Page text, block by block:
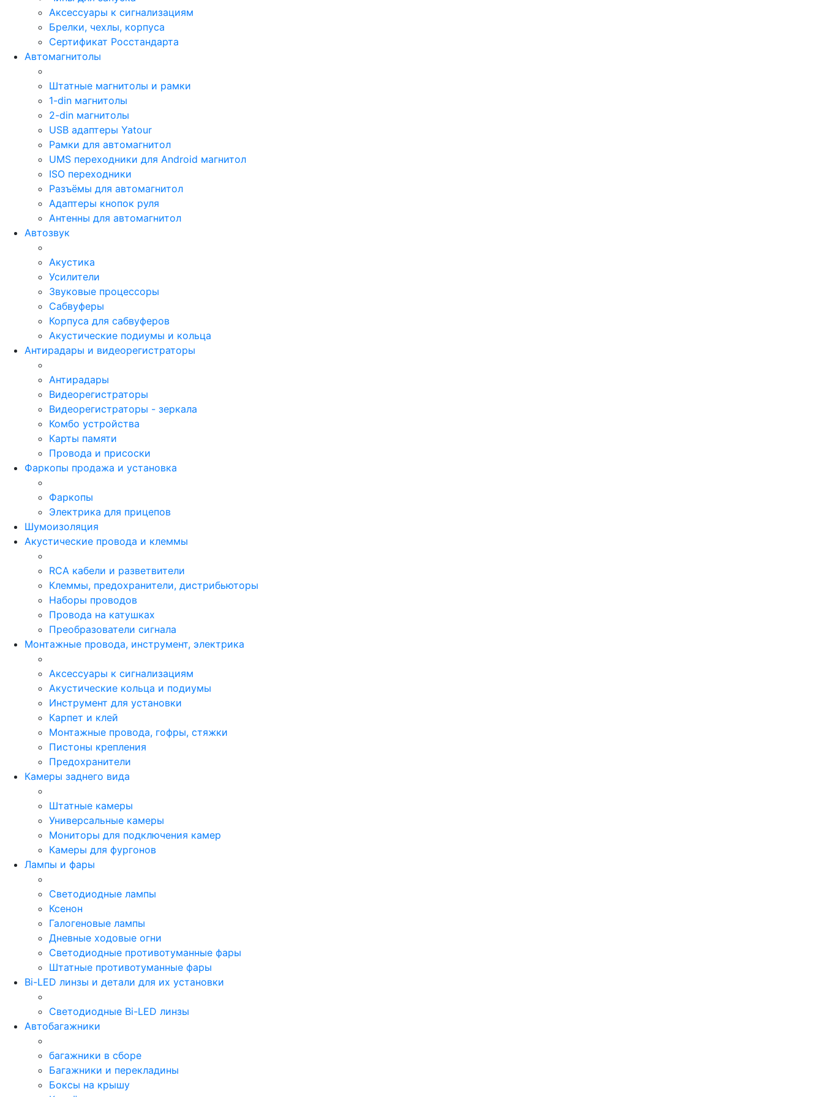
Аксессуары к сигнализациям
Брелки, чехлы, корпуса
Сертификат Росстандарта
Автомагнитолы
Штатные магнитолы и рамки
1-din магнитолы
2-din магнитолы
USB адаптеры Yatour
Рамки для автомагнитол
UMS переходники для Android магнитол
ISO переходники
Разъёмы для автомагнитол
Адаптеры кнопок руля
Антенны для автомагнитол
Автозвук
Акустика
Усилители
Звуковые процессоры
Сабвуферы
Корпуса для сабвуферов
Акустические подиумы и кольца
Антирадары и видеорегистраторы
Антирадары
Видеорегистраторы
Видеорегистраторы - зеркала
Комбо устройства
Карты памяти
Провода и присоски
Фаркопы продажа и установка
Фаркопы
Электрика для прицепов
Шумоизоляция
Акустические провода и клеммы
RCA кабели и разветвители
Клеммы, предохранители, дистрибьюторы
Наборы проводов
Провода на катушках
Преобразователи сигнала
Монтажные провода, инструмент, электрика
Аксессуары к сигнализациям
Акустические кольца и подиумы
Инструмент для установки
Карпет и клей
Монтажные провода, гофры, стяжки
Пистоны крепления
Предохранители
Камеры заднего вида
Штатные камеры
Универсальные камеры
Мониторы для подключения камер
Камеры для фургонов
Лампы и фары
Светодиодные лампы
Ксенон
Галогеновые лампы
Дневные ходовые огни
Светодиодные противотуманные фары
Штатные противотуманные фары
Bi-LED линзы и детали для их установки
Светодиодные Bi-LED линзы
Автобагажники
багажники в сборе
Багажники и перекладины
Боксы на крышу